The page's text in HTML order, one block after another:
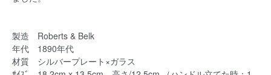
製造 Roberts & Belk
年代 1890年代
材質 シルバープレート×ガラス